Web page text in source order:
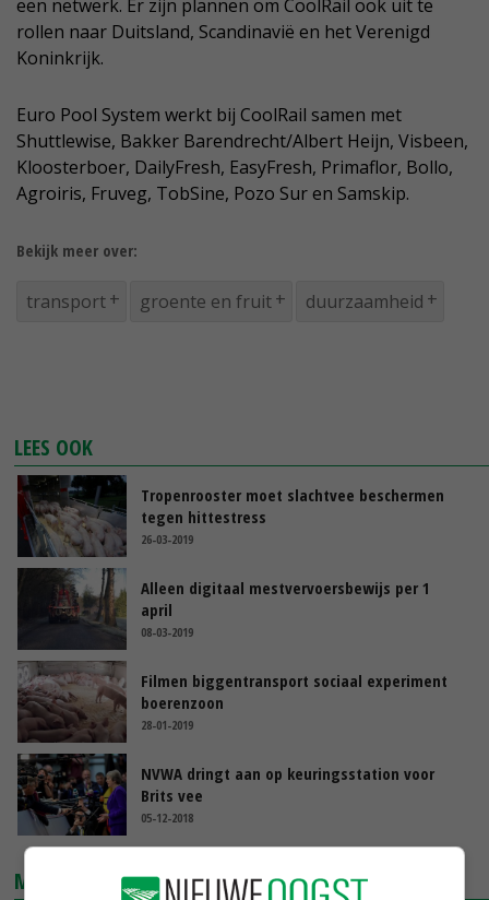
een netwerk. Er zijn plannen om CoolRail ook uit te
rollen naar Duitsland, Scandinavië en het Verenigd
Koninkrijk.
Euro Pool System werkt bij CoolRail samen met
Shuttlewise, Bakker Barendrecht/Albert Heijn, Visbeen,
Kloosterboer, DailyFresh, EasyFresh, Primaflor, Bollo,
Agroiris, Fruveg, TobSine, Pozo Sur en Samskip.
Bekijk meer over:
transport groente en fruit duurzaamheid
LEES OOK
Tropenrooster moet slachtvee beschermen
tegen hittestress
26-03-2019
Alleen digitaal mestvervoersbewijs per 1
april
08-03-2019
Filmen biggentransport sociaal experiment
boerenzoon
28-01-2019
NVWA dringt aan op keuringsstation voor
Brits vee
05-12-2018
MARKTPRIJZEN